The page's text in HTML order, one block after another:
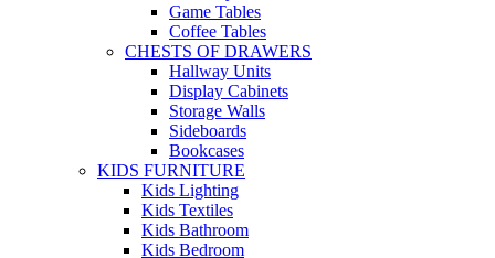
Game Tables
Coffee Tables
CHESTS OF DRAWERS
Hallway Units
Display Cabinets
Storage Walls
Sideboards
Bookcases
KIDS FURNITURE
Kids Lighting
Kids Textiles
Kids Bathroom
Kids Bedroom